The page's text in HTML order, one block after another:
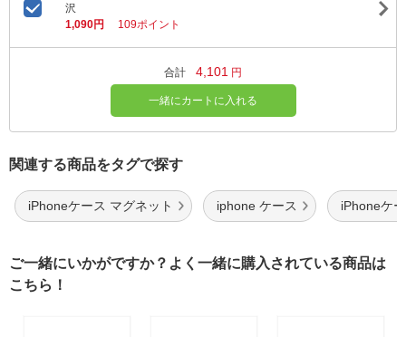
沢
1,090円
109ポイント
合計 4,101 円
一緒にカートに入れる
関連する商品をタグで探す
iPhoneケース マグネット iphone ケース iPhoneケ
ご一緒にいかがですか？よく一緒に購入されている商品は
こちら！